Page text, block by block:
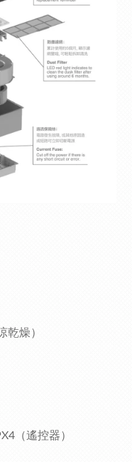
乾燥）
（遙控器）